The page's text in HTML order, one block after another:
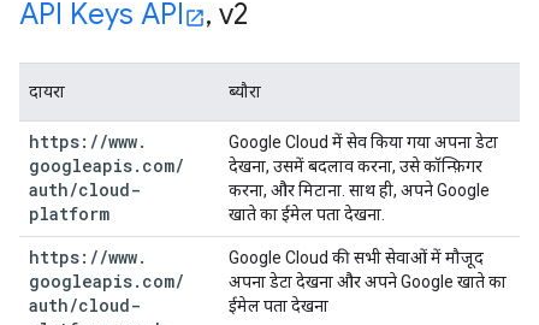
API Keys API , v2
दायरा ब्यौरा
https: //www.
googleapis. com/
auth/cloud-
platform
Google Cloud में सेव किया गया अपना डेटा
देखना, उसमें बदलाव करना, उसे कॉन्फ़िगर
करना, और मिटाना. साथ ही, अपने Google
खाते का ईमेल पता देखना.
https: //www.
googleapis. com/
auth/cloud-
Google Cloud की सभी सेवाओं में मौजूद
अपना डेटा देखना और अपने Google खाते का
ईमेल पता देखना